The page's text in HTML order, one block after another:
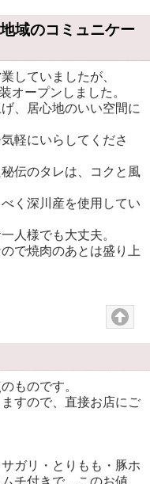
域のコミュニケー
していましたが、
オープンしました。
、居心地のいい空間に
軽にいらしてくださ
伝のタレは、コクと風
く深川産を使用してい
人様でも大丈夫。
で焼肉のあとは盛り上
ものです。
すので、直接お店にご
ガリ・とりもも・豚ホ